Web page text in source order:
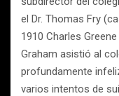
el Dr. Thomas Fry
1910 Charles
Graham asistió al
profundamente
varios intentos de